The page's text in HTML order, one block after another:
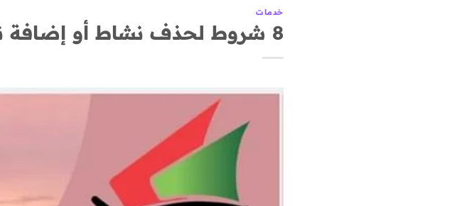
خدمات
8 شروط لحذف نشاط أو إضافة نشاط للشركة أو المؤسسة الكويتية